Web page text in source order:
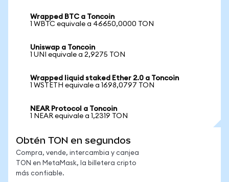
Wrapped BTC a Toncoin
1 WBTC equivale a 46650,0000 TON
Uniswap a Toncoin
1 UNI equivale a 2,9275 TON
Wrapped liquid staked Ether 2.0 a Toncoin
1 WSTETH equivale a 1698,0797 TON
NEAR Protocol a Toncoin
1 NEAR equivale a 1,2319 TON
Obtén TON en segundos
Compra, vende, intercambia y canjea
TON en MetaMask, la billetera cripto
más confiable.